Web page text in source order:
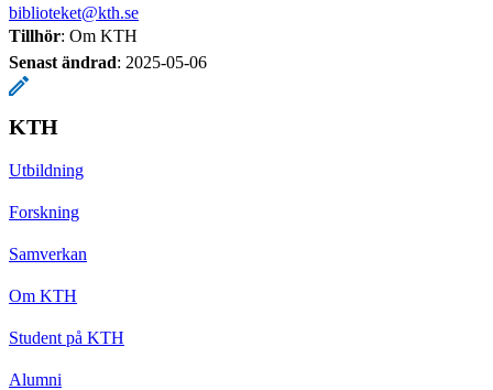
biblioteket@kth.se
Tillhör: Om KTH
Senast ändrad: 2025-05-06
KTH
Utbildning
Forskning
Samverkan
Om KTH
Student på KTH
Alumni